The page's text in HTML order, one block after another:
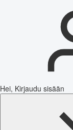
Hei, Kirjaudu sisään